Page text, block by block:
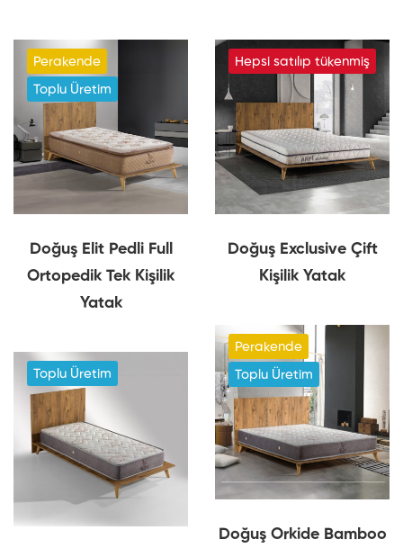
Perakende
Toplu Üretim
Doğuş Elit Pedli Full
Ortopedik Tek Kişilik
Yatak
Hepsi satılıp tükenmiş
Doğuş Exclusive Çift
Kişilik Yatak
Perakende
Toplu Üretim
Doğuş Orkide Bamboo
Toplu Üretim